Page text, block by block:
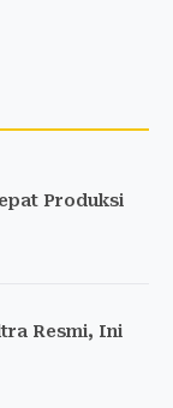
Produksi
Resmi, Ini